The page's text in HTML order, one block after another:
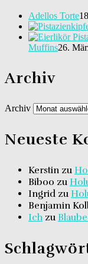
Adellos Torte
Muffins26.
Archiv
Archiv
Neueste
Kerstin zu
Biboo zu
Ingrid zu
Benjamin
Ich zu